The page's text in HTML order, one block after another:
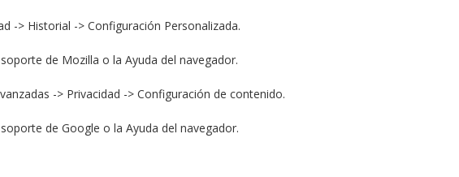
-> Historial -> Configuración Personalizada.
de Mozilla o la Ayuda del navegador.
-> Privacidad -> Configuración de contenido.
de Google o la Ayuda del navegador.